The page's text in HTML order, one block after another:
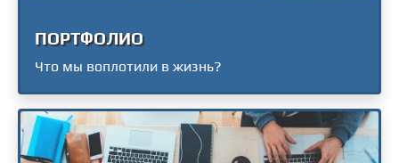
ПОРТФОЛИО
Что мы воплотили в жизнь?